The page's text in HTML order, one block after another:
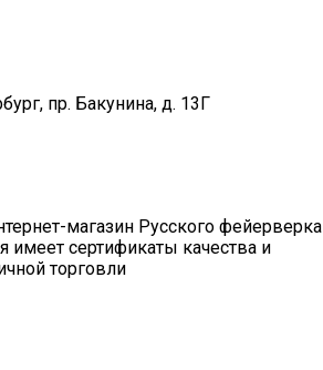
пр. Бакунина, д. 13Г
магазин Русского фейерверка
имеет сертификаты качества и
торговли